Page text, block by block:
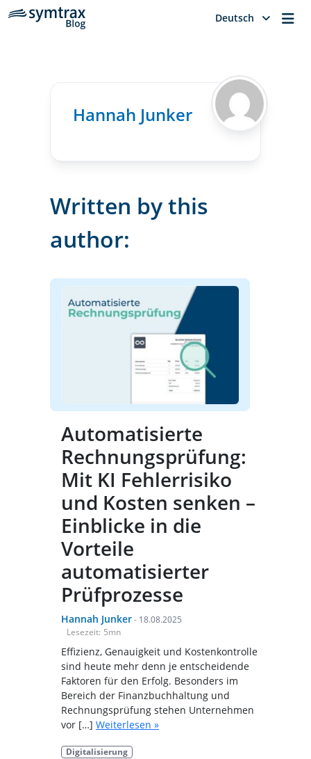
Deutsch
Hannah Junker
Written by this
author:
Automatisierte
Rechnungsprüfung:
Mit KI Fehlerrisiko
und Kosten senken –
Einblicke in die
Vorteile
automatisierter
Prüfprozesse
Hannah Junker - 18.08.2025
Lesezeit: 5mn
Effizienz, Genauigkeit und Kostenkontrolle
sind heute mehr denn je entscheidende
Faktoren für den Erfolg. Besonders im
Bereich der Finanzbuchhaltung und
Rechnungsprüfung stehen Unternehmen
vor […] Weiterlesen »
Digitalisierung